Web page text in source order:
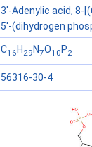
3'-Adenylic acid, 8-
5'-(dihydrogen
C16 H 29 N7O10 P2
56316-30-4